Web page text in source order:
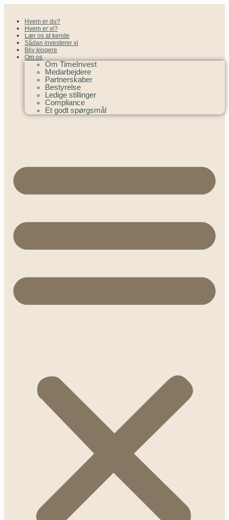
Hvem er du?
Hvem er vi?
Lær os at kende
Sådan investerer vi
Bliv klogere
Om os
Om TimeInvest
Medarbejdere
Partnerskaber
Bestyrelse
Ledige stillinger
Compliance
Et godt spørgsmål